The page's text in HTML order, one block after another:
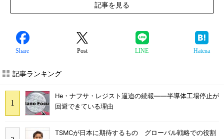
記事を見る
Share Post LINE Hatena
記事ランキング
He・ナフサ・レジスト逼迫の続報――半導体工場停止が
回避できている理由
TSMCが日本に期待するもの グローバル戦略での役割